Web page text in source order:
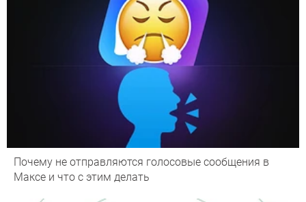
Почему не отправляются голосовые сообщения в
Максе и что с этим делать